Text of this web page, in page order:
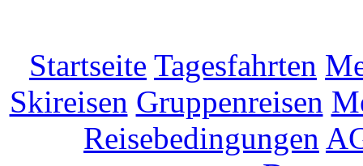
Startseite Tagesfahrten
Skireisen Gruppenreisen
Reisebedingungen